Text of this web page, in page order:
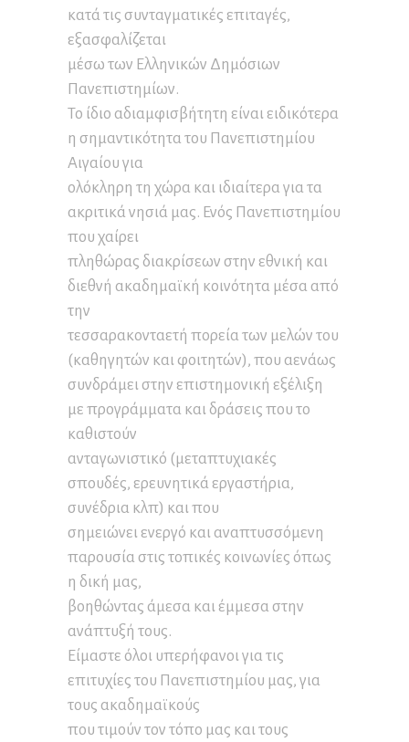
κατά τις συνταγματικές επιταγές,
εξασφαλίζεται
μέσω των Ελληνικών Δημόσιων
Πανεπιστημίων.
Το ίδιο αδιαμφισβήτητη είναι ειδικότερα
η σημαντικότητα του Πανεπιστημίου
Αιγαίου για
ολόκληρη τη χώρα και ιδιαίτερα για τα
ακριτικά νησιά μας. Ενός Πανεπιστημίου
που χαίρει
πληθώρας διακρίσεων στην εθνική και
διεθνή ακαδημαϊκή κοινότητα μέσα από
την
τεσσαρακονταετή πορεία των μελών του
(καθηγητών και φοιτητών), που αενάως
συνδράμει στην επιστημονική εξέλιξη
με προγράμματα και δράσεις που το
καθιστούν
ανταγωνιστικό (μεταπτυχιακές
σπουδές, ερευνητικά εργαστήρια,
συνέδρια κλπ) και που
σημειώνει ενεργό και αναπτυσσόμενη
παρουσία στις τοπικές κοινωνίες όπως
η δική μας,
βοηθώντας άμεσα και έμμεσα στην
ανάπτυξή τους.
Είμαστε όλοι υπερήφανοι για τις
επιτυχίες του Πανεπιστημίου μας, για
τους ακαδημαϊκούς
που τιμούν τον τόπο μας και τους